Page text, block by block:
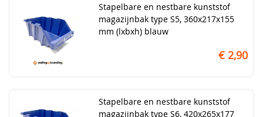
Stapelbare en nestbare kunststof
magazijnbak type S5, 360x217x155
mm (lxbxh) blauw
€ 2,90
Stapelbare en nestbare kunststof
magazijnbak type S6, 420x265x177